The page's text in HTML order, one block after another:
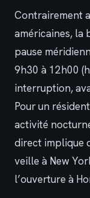
Contrairement
américaines, la
pause
9h30 à 12h00
interruption,
Pour un
activité
direct implique
veille à New
l’ouverture à